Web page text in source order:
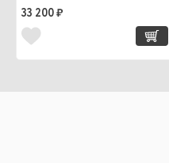
33 200 ₽